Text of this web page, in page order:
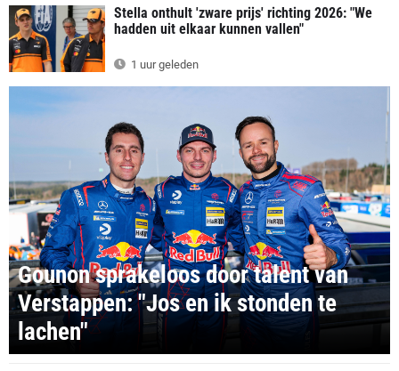
Stella onthult 'zware prijs' richting 2026: "We
hadden uit elkaar kunnen vallen"
1 uur geleden
Gounon sprakeloos door talent van
Verstappen: "Jos en ik stonden te
lachen"